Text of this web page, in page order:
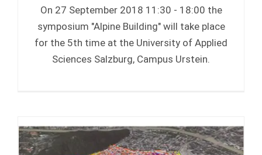
On 27 September 2018 11:30 - 18:00 the
symposium "Alpine Building" will take place
for the 5th time at the University of Applied
Sciences Salzburg, Campus Urstein.